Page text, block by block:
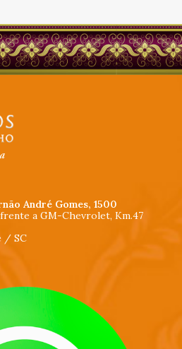
André Gomes, 1500
a GM-Chevrolet, Km.47
/ SC